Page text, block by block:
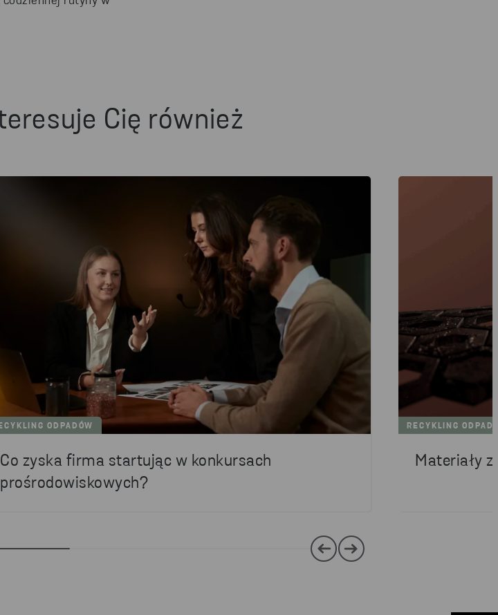
Cię również
ODPADÓW
Co zyska firma startując w konkursach
prośrodowiskowych?
RECYKLING
Materiały